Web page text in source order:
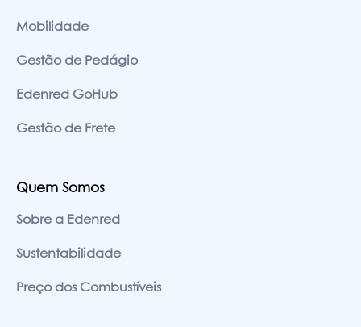
Mobilidade
Gestão de Pedágio
Edenred GoHub
Gestão de Frete
Quem Somos
Sobre a Edenred
Sustentabilidade
Preço dos Combustíveis